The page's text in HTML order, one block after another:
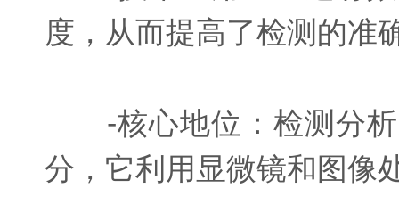
度，从而提高了检测的准
-核心地位：检测分析
分，它利用显微镜和图像